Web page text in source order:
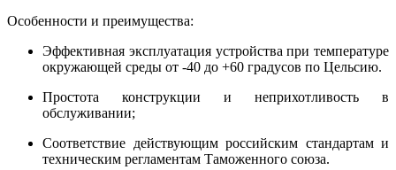
Особенности и преимущества:
Эффективная эксплуатация устройства при температуре
окружающей среды от -40 до +60 градусов по Цельсию.
Простота конструкции и неприхотливость в
обслуживании;
Соответствие действующим российским стандартам и
техническим регламентам Таможенного союза.